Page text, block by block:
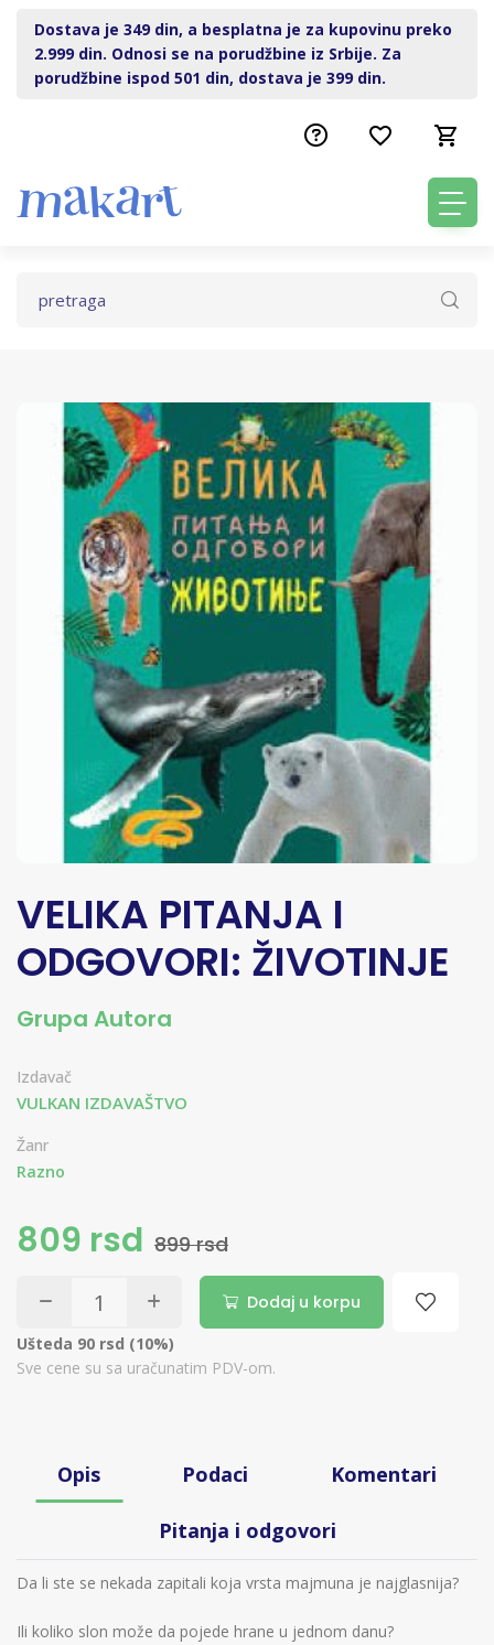
Dostava je 349 din, a besplatna je za kupovinu preko
2.999 din. Odnosi se na porudžbine iz Srbije. Za
porudžbine ispod 501 din, dostava je 399 din.
VELIKA PITANJA I
ODGOVORI: ŽIVOTINJE
Grupa Autora
Izdavač
VULKAN IZDAVAŠTVO
Žanr
Razno
809 rsd 899 rsd
Dodaj u korpu
Ušteda 90 rsd (10%)
Sve cene su sa uračunatim PDV-om.
Opis Podaci Komentari
Pitanja i odgovori
Da li ste se nekada zapitali koja vrsta majmuna je najglasnija?
Ili koliko slon može da pojede hrane u jednom danu?